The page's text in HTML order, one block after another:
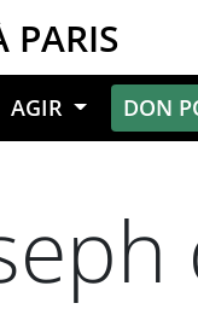
PARIS
AGIR DON